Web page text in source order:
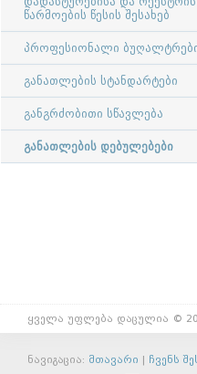
წარმოების წესის შესახებ
პროფესიონალი
განათლების სტანდარტები
განგრძობითი სწავლება
განათლების დებულებები
ყველა უფლება დაცულია ©
ნავიგაცია: მთავარი | ჩვენს